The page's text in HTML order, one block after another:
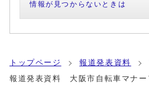
情報が見つからないときは
トップページ 報道発表資料
報道発表資料 大阪市自転車マナー